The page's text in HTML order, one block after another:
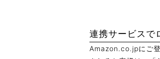
連携サービスで
Amazon.co.jpにご